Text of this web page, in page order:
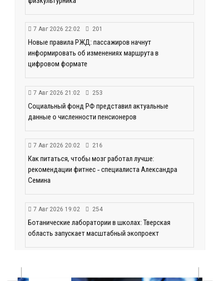
7 Авг 2026 22:02 201
Новые правила РЖД: пассажиров начнут
информировать об изменениях маршрута в
цифровом формате
7 Авг 2026 21:02 253
Социальный фонд РФ представил актуальные
данные о численности пенсионеров
7 Авг 2026 20:02 216
Как питаться, чтобы мозг работал лучше:
рекомендации фитнес ‑ специалиста Александра
Семина
7 Авг 2026 19:02 254
Ботанические лаборатории в школах: Тверская
область запускает масштабный экопроект
В Ржеве чествовали работников строительной